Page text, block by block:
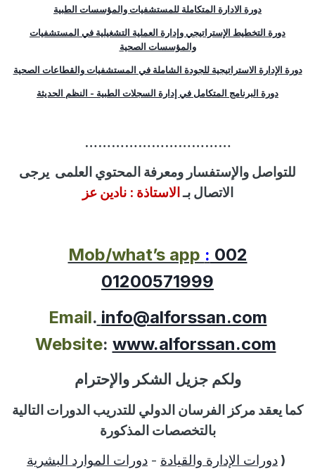
دورة الادارة المتكاملة للمستشفيات والمؤسسات الطبية
دورة التخطيط الإستراتيجي وإدارة العملية التشغيلية في المستشفيات
والمؤسسات الصحية
دورة الإدارة الاستراتيجية للجودة الشاملة في المستشفيات والقطاعات الصحية
دورة البرنامج المتكامل في إدارة السجلات الطبية - النظم الحديثة
……………………………
للتواصل والإستفسار ومعرفة المحتوي العلمى
يرجى
الاتصال بـالاستاذة : نادين عز
Mob/what’s app: 002
01200571999
Email. info@alforssan.com
Website:www.alforssan.com
ولكم جزيل الشكر والإحترام
كما يعقد مركز الفرسان الدولي للتدريب الدورات التالية
بالتخصصات المذكورة
( دورات الإدارة والقيادة- دورات الموارد البشرية